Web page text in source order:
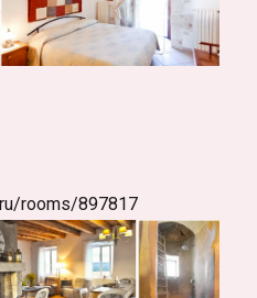
rooms/897817